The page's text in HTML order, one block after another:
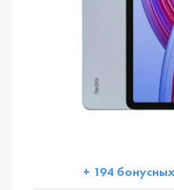
+ 194